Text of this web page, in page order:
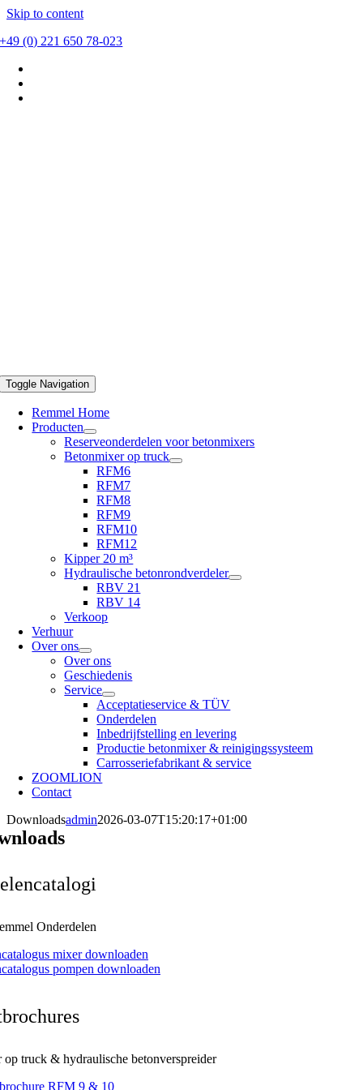
Skip to content
+49 (0) 221 650 78-023
Toggle Navigation
Remmel Home
Producten
Reserveonderdelen voor betonmixers
Betonmixer op truck
RFM6
RFM7
RFM8
RFM9
RFM10
RFM12
Kipper 20 m³
Hydraulische betonrondverdeler
RBV 21
RBV 14
Verkoop
Verhuur
Over ons
Over ons
Geschiedenis
Service
Acceptatieservice & TÜV
Onderdelen
Inbedrijfstelling en levering
Productie betonmixer & reinigingssysteem
Carrosseriefabrikant & service
ZOOMLION
Contact
Downloadsadmin2026-03-07T15:20:17+01:00
Onderdelen
mixer downloaden
pompen downloaden
op truck & hydraulische betonverspreider
RFM 9 & 10